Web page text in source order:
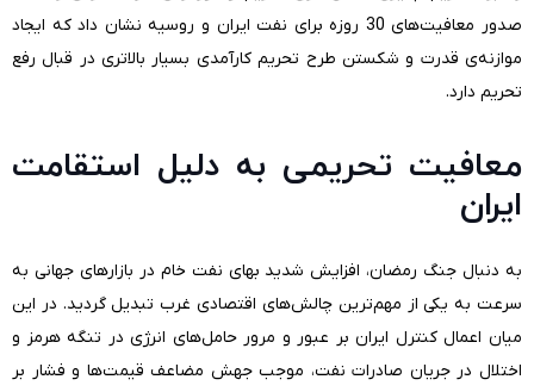
صدور معافیت‌های 30 روزه برای نفت ایران و روسیه نشان داد که ایجاد
موازنه‌ی قدرت و شکستن طرح تحریم کارآمدی بسیار بالاتری در قبال رفع
تحریم دارد.
معافیت تحریمی به دلیل استقامت
ایران
به دنبال جنگ رمضان، افزایش شدید بهای نفت خام در بازارهای جهانی به
سرعت به یکی از مهم‌ترین چالش‌های اقتصادی غرب تبدیل گردید. در این
میان اعمال کنترل ایران بر عبور و مرور حامل‌های انرژی در تنگه هرمز و
اختلال در جریان صادرات نفت، موجب جهش مضاعف قیمت‌ها و فشار بر